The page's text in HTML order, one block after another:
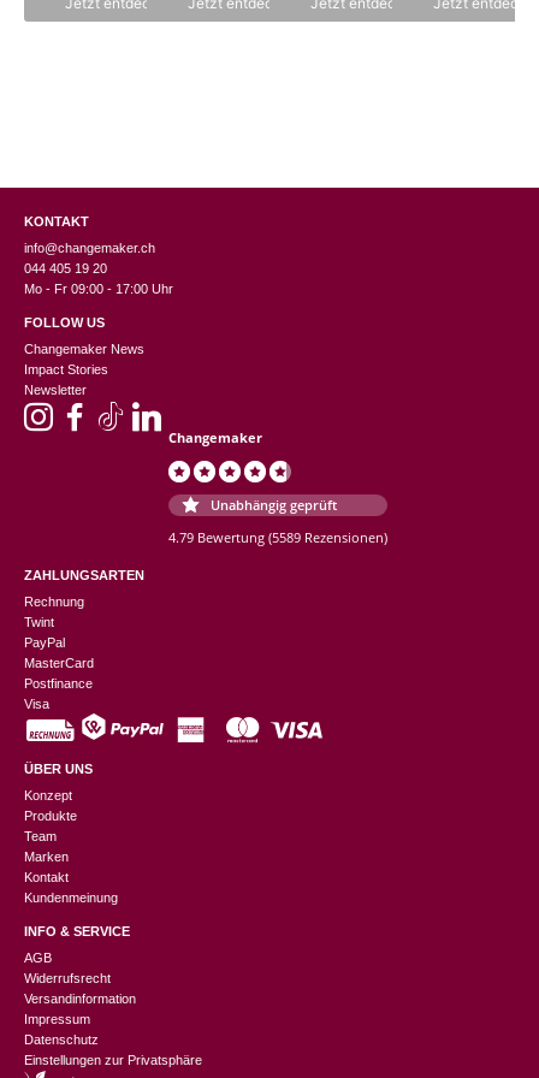
KONTAKT
info@changemaker.ch
044 405 19 20
Mo - Fr 09:00 - 17:00 Uhr
FOLLOW US
Changemaker News
Impact Stories
Newsletter
Changemaker
Unabhängig geprüft
4.79 Bewertung (5589 Rezensionen)
ZAHLUNGSARTEN
Rechnung
Twint
PayPal
MasterCard
Postfinance
Visa
ÜBER UNS
Konzept
Produkte
Team
Marken
Kontakt
Kundenmeinung
INFO & SERVICE
AGB
Widerrufsrecht
Versandinformation
Impressum
Datenschutz
Einstellungen zur Privatsphäre